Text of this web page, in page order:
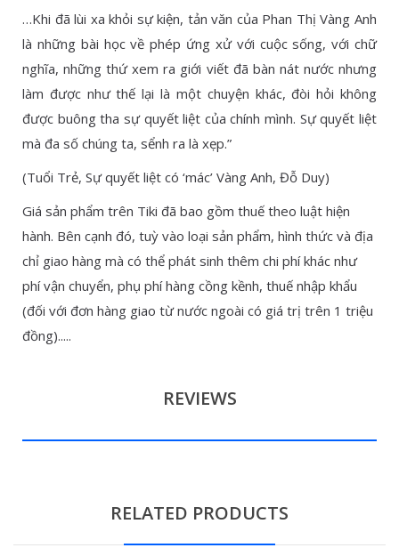
…Khi đã lùi xa khỏi sự kiện, tản văn của Phan Thị Vàng Anh
là những bài học về phép ứng xử với cuộc sống, với chữ
nghĩa, những thứ xem ra giới viết đã bàn nát nước nhưng
làm được như thế lại là một chuyện khác, đòi hỏi không
được buông tha sự quyết liệt của chính mình. Sự quyết liệt
mà đa số chúng ta, sểnh ra là xẹp.”
(Tuổi Trẻ, Sự quyết liệt có ‘mác’ Vàng Anh, Đỗ Duy)
Giá sản phẩm trên Tiki đã bao gồm thuế theo luật hiện
hành. Bên cạnh đó, tuỳ vào loại sản phẩm, hình thức và địa
chỉ giao hàng mà có thể phát sinh thêm chi phí khác như
phí vận chuyển, phụ phí hàng cồng kềnh, thuế nhập khẩu
(đối với đơn hàng giao từ nước ngoài có giá trị trên 1 triệu
đồng).....
REVIEWS
RELATED PRODUCTS